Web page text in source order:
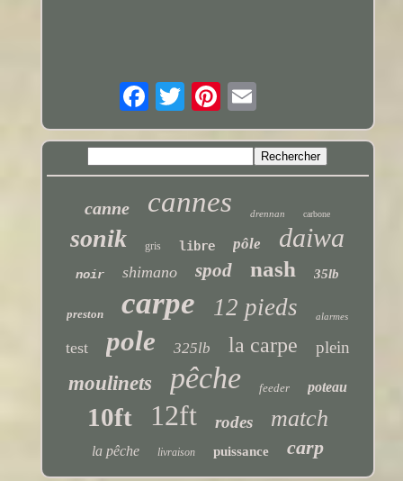
canne cannes drennan carbone
sonik gris libre pôle daiwa
noir shimano spod nash 35lb
preston carpe 12 pieds alarmes
test pole 325lb la carpe plein
moulinets pêche feeder poteau
10ft 12ft rodes match
la pêche livraison puissance carp